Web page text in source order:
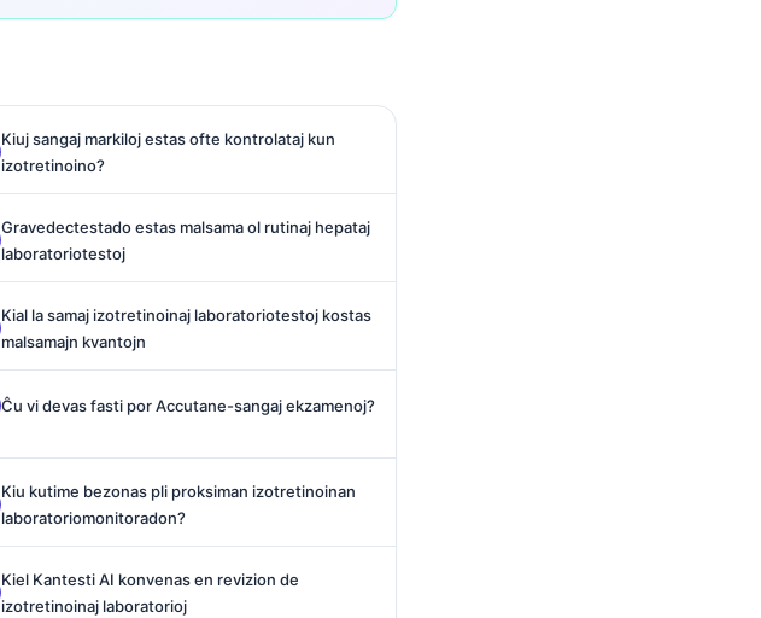
Kiuj sangaj markiloj estas ofte kontrolataj kun
izotretinoino?
Gravedectestado estas malsama ol rutinaj hepataj
laboratoriotestoj
Kial la samaj izotretinoinaj laboratoriotestoj kostas
malsamajn kvantojn
Ĉu vi devas fasti por Accutane-sangaj ekzamenoj?
Kiu kutime bezonas pli proksiman izotretinoinan
laboratoriomonitoradon?
Kiel Kantesti AI konvenas en revizion de
izotretinoinaj laboratorioj